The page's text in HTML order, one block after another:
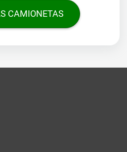
CAMIONETAS